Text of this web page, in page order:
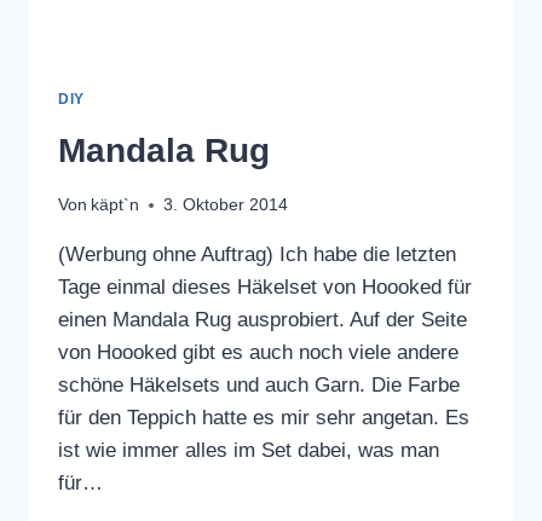
DIY
Mandala Rug
Von käpt`n 3. Oktober 2014
(Werbung ohne Auftrag) Ich habe die letzten
Tage einmal dieses Häkelset von Hoooked für
einen Mandala Rug ausprobiert. Auf der Seite
von Hoooked gibt es auch noch viele andere
schöne Häkelsets und auch Garn. Die Farbe
für den Teppich hatte es mir sehr angetan. Es
ist wie immer alles im Set dabei, was man
für…